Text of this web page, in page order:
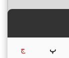
پ ج